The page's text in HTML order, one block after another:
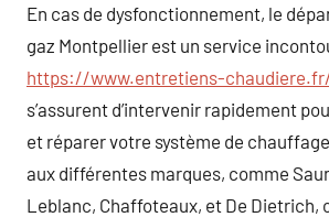
En cas de dysfonctionnement, le
gaz Montpellier est un service
https://www.entretiens-
s’assurent d’intervenir rapidement
et réparer votre système de
aux différentes marques, comme
Leblanc, Chaffoteaux, et De Dietrich,